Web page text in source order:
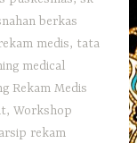
berkas
medis, tata
medical
Rekam Medis
,Workshop
rekam